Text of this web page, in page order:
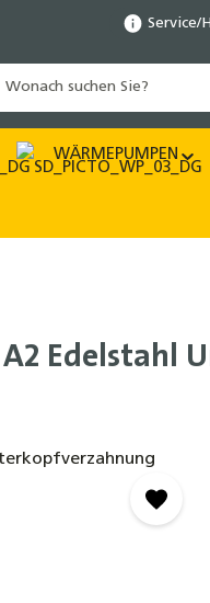
Service/
WÄRMEPUMPEN
Edelstahl